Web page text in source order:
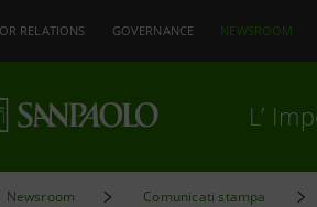
RELATIONS GOVERNANCE NEWSROOM
L’
Newsroom Comunicati stampa